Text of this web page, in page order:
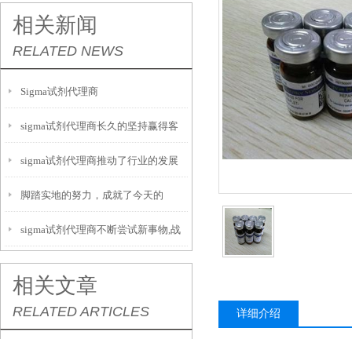
相关新闻
RELATED NEWS
Sigma试剂代理商
sigma试剂代理商长久的坚持赢得客
户最终的信赖
sigma试剂代理商推动了行业的发展
脚踏实地的努力，成就了今天的
sigma试剂代理商
sigma试剂代理商不断尝试新事物,战
胜困难
相关文章
RELATED ARTICLES 详细介绍